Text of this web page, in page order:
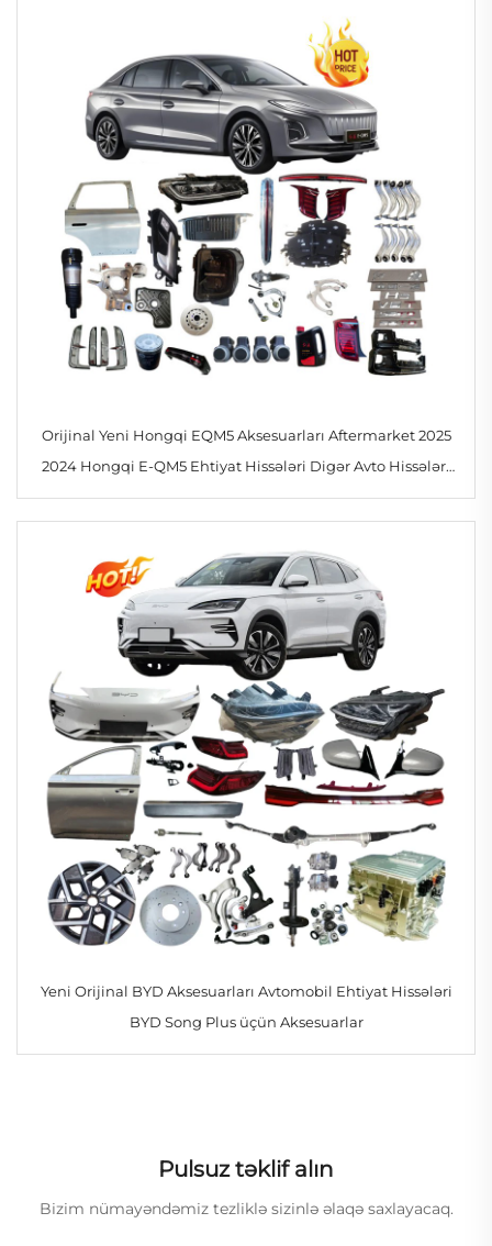
Orijinal Yeni Hongqi EQM5 Aksesuarları Aftermarket 2025
2024 Hongqi E-QM5 Ehtiyat Hissələri Digər Avto Hissələri
Tam Gövdə Dəstləri
Yeni Orijinal BYD Aksesuarları Avtomobil Ehtiyat Hissələri
BYD Song Plus üçün Aksesuarlar
Pulsuz təklif alın
Bizim nümayəndəmiz tezliklə sizinlə əlaqə saxlayacaq.